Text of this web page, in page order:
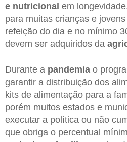
e nutricional em
para muitas crianças e
refeição do dia e no mínimo
devem ser adquiridos da
Durante a pandemia o
garantir a distribuição dos
kits de alimentação para a
porém muitos estados e
executar a política ou não
que obriga o percentual